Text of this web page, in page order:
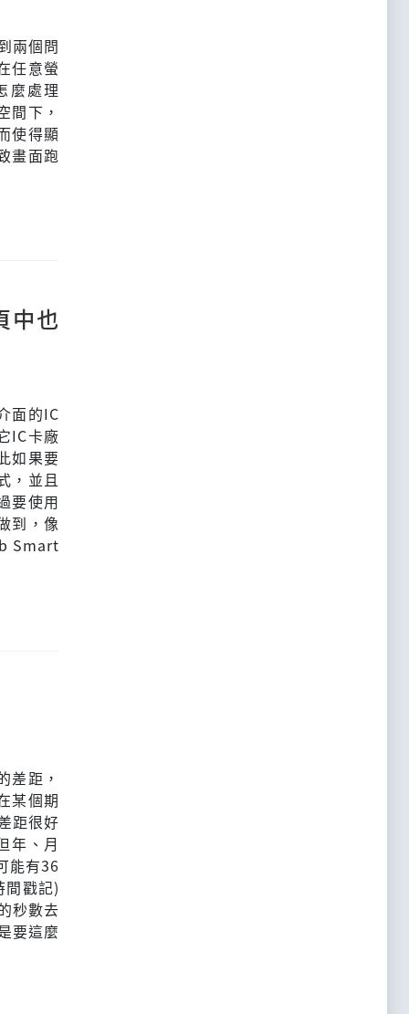
兩個問
任意螢
麼處理
間下，
使得顯
畫面跑
中也
面的IC
IC卡廠
如果要
，並且
要使用
到，像
Smart
差距，
某個期
距很好
年、月
能有36
戳記)
秒數去
要這麼